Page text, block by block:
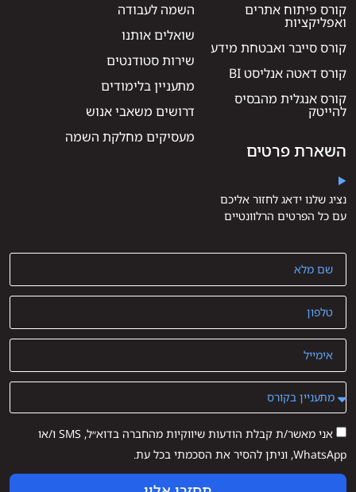
קורס פיתוח אתרים
ואפליקציות
קורס סייבר ואבטחת מידע
קורס דאטה אנליסט BI
קורס אנגלית מהבסיס
להייטק
השמה לעבודה
שואלים אותנו
שירות סטודנטים
מתעניין בלימודים
דרושים משאבי אנוש
מעסיקים מחלקת השמה
השארת פרטים
נציג שלנו ידאג לחזור אליכם
עם כל הפרטים הרלוונטיים
אני מאשר/ת קבלת הודעות שיווקיות מהחברה בדוא״ל, SMS ו/או
WhatsApp, וניתן להסיר את הסכמתי בכל עת.